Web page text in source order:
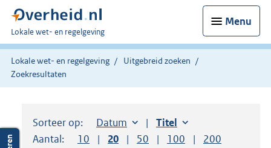
Menu
U
bent
hier:
Lokale wet- en regelgeving
Lokale wet- en regelgeving
Uitgebreid zoeken
Zoekresultaten
Sorteer op: Sorteer op:
Datum aflopendSorteer op:
Titel oplopend
Aantal:
Toon
10 resultaten per pagina
Toon
20 resultaten per pagina
Toon
50 resultaten per pagina
Toon
100 resultaten per
Toon
200